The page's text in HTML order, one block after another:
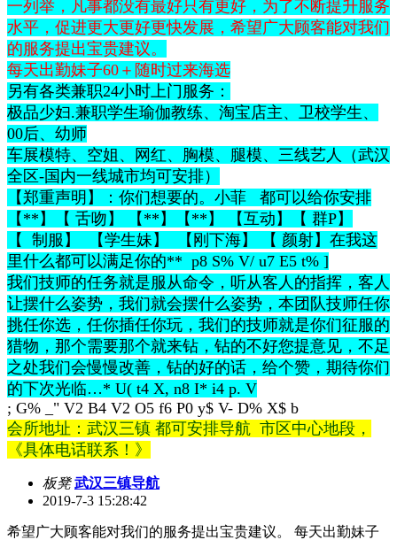
一列举，凡事都没有最好只有更好，为了不断提升服务
水平，促进更大更好更快发展，希望广大顾客能对我们
的服务提出宝贵建议。
每天出勤妹子60＋随时过来海选
另有各类兼职24小时上门服务：
极品少妇.兼职学生瑜伽教练、淘宝店主、卫校学生、
00后、幼师
车展模特、空姐、网红、胸模、腿模、三线艺人（武汉
全区-国内一线城市均可安排）
【郑重声明】：你们想要的。小菲 都可以给你安排
【**】【 舌吻】 【**】【**】 【互动】【 群P】
【 制服】 【学生妹】 【刚下海】 【 颜射】在我这
里什么都可以满足你的** p8 S% V/ u7 E5 t% ]
我们技师的任务就是服从命令，听从客人的指挥，客人
让摆什么姿势，我们就会摆什么姿势，本团队技师任你
挑任你选，任你插任你玩，我们的技师就是你们征服的
猎物，那个需要那个就来钻，钻的不好您提意见，不足
之处我们会慢慢改善，钻的好的话，给个赞，期待你们
的下次光临…* U( t4 X, n8 I* i4 p. V
; G% _" V2 B4 V2 O5 f6 P0 y$ V- D% X$ b
会所地址：武汉三镇 都可安排导航 市区中心地段，
《具体电话联系！》
板凳 武汉三镇导航
2019-7-3 15:28:42
希望广大顾客能对我们的服务提出宝贵建议。 每天出勤妹子